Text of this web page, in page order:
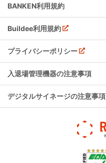
BANKEN利用規約
Buildee利用規約
プライバシーポリシー
入退場管理機器の注意事項
デジタルサイネージの注意事項